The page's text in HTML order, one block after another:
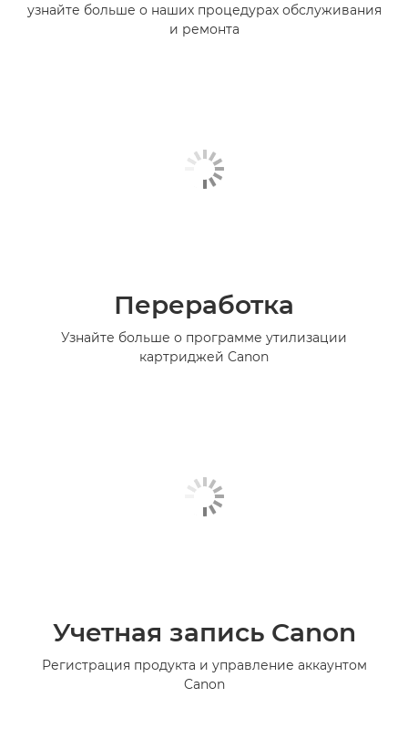
узнайте больше о наших процедурах обслуживания
и ремонта
Переработка
Узнайте больше о программе утилизации
картриджей Canon
Учетная запись Canon
Регистрация продукта и управление аккаунтом
Canon